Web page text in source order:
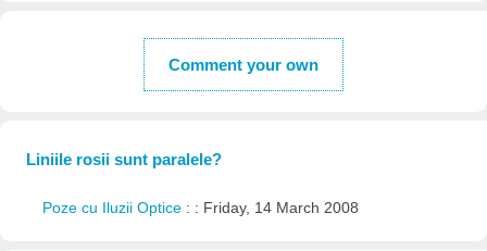
Comment your own
Liniile rosii sunt paralele?
Poze cu Iluzii Optice : : Friday, 14 March 2008